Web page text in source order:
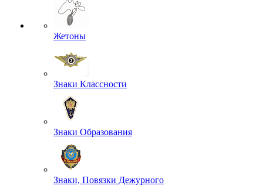
Жетоны
Знаки Классности
Знаки Образования
Знаки, Повязки Дежурного